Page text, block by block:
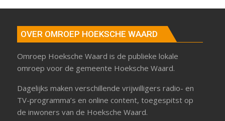
OVER OMROEP HOEKSCHE WAARD
Omroep Hoeksche Waard is de publieke lokale
omroep voor de gemeente Hoeksche Waard.
Dagelijks maken verschillende vrijwilligers radio- en
TV-programma’s en online content, toegespitst op
de inwoners van de Hoeksche Waard.